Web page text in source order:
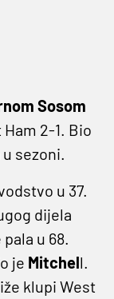
Sosom
2-1. Bio
sezoni.
u 37.
dijela
u 68.
je Mitchell.
klupi West